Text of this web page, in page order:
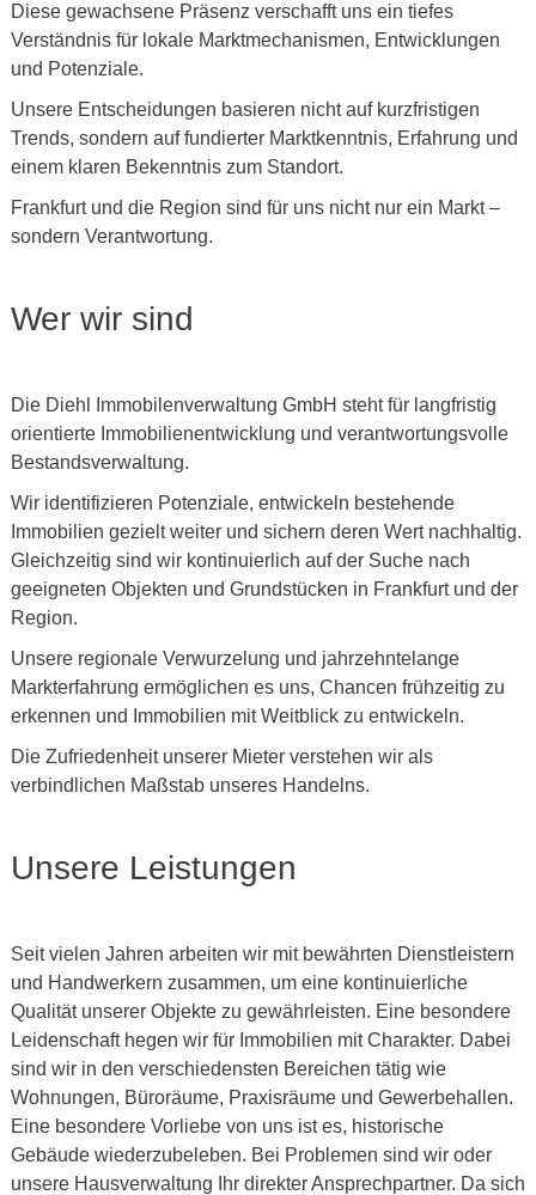
Diese gewachsene Präsenz verschafft uns ein tiefes
Verständnis für lokale Marktmechanismen, Entwicklungen
und Potenziale.
Unsere Entscheidungen basieren nicht auf kurzfristigen
Trends, sondern auf fundierter Marktkenntnis, Erfahrung und
einem klaren Bekenntnis zum Standort.
Frankfurt und die Region sind für uns nicht nur ein Markt –
sondern Verantwortung.
Wer wir sind
Die Diehl Immobilenverwaltung GmbH steht für langfristig
orientierte Immobilienentwicklung und verantwortungsvolle
Bestandsverwaltung.
Wir identifizieren Potenziale, entwickeln bestehende
Immobilien gezielt weiter und sichern deren Wert nachhaltig.
Gleichzeitig sind wir kontinuierlich auf der Suche nach
geeigneten Objekten und Grundstücken in Frankfurt und der
Region.
Unsere regionale Verwurzelung und jahrzehntelange
Markterfahrung ermöglichen es uns, Chancen frühzeitig zu
erkennen und Immobilien mit Weitblick zu entwickeln.
Die Zufriedenheit unserer Mieter verstehen wir als
verbindlichen Maßstab unseres Handelns.
Unsere Leistungen
Seit vielen Jahren arbeiten wir mit bewährten Dienstleistern
und Handwerkern zusammen, um eine kontinuierliche
Qualität unserer Objekte zu gewährleisten. Eine besondere
Leidenschaft hegen wir für Immobilien mit Charakter. Dabei
sind wir in den verschiedensten Bereichen tätig wie
Wohnungen, Büroräume, Praxisräume und Gewerbehallen.
Eine besondere Vorliebe von uns ist es, historische
Gebäude wiederzubeleben. Bei Problemen sind wir oder
unsere Hausverwaltung Ihr direkter Ansprechpartner. Da sich